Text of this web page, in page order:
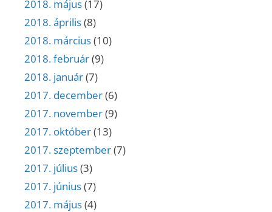
2018. május(17)
2018. április(8)
2018. március(10)
2018. február(9)
2018. január(7)
2017. december(6)
2017. november(9)
2017. október(13)
2017. szeptember(7)
2017. július(3)
2017. június(7)
2017. május(4)